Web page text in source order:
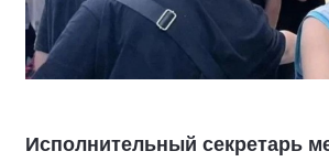
Исполнительный секретарь